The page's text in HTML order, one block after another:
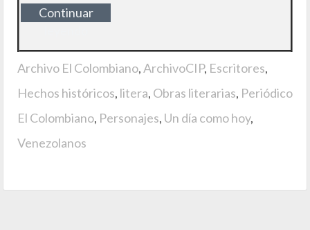
Continuar
Archivo El Colombiano,ArchivoCIP, Escritores,
Hechos históricos, litera, Obras literarias, Periódico
El Colombiano, Personajes, Un día como hoy,
Venezolanos